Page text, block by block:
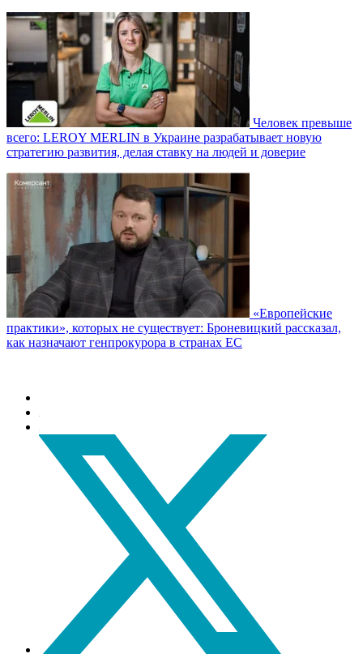
Человек превыше
всего: LEROY MERLIN в Украине разрабатывает новую
стратегию развития, делая ставку на людей и доверие
«Европейские
практики», которых не существует: Броневицкий рассказал,
как назначают генпрокурора в странах ЕС